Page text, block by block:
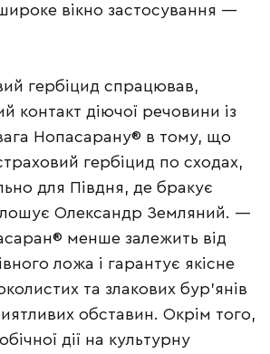
вікно застосування —
гербіцид спрацював,
контакт діючої речовини із
Нопасарану® в тому, що
гербіцид по сходах,
для Півдня, де бракує
Олександр Земляний. —
менше залежить від
ложа і гарантує якісне
та злакових бур’янів
обставин. Окрім того,
дії на культурну